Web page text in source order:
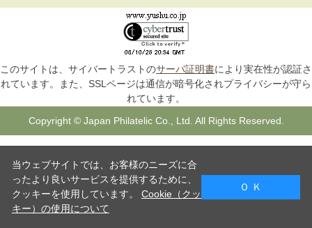
このサイトは、サイバートラストのサーバ証明書により実在性が認証さ
れています。また、SSLページは通信が暗号化されプライバシーが守ら
れています。
Copyright © Japan Philatelic Co., Ltd. All Rights Reserved.
当ウェブサイトでは、お客様のニーズに合
ったより良いサービスを提供するために、
クッキーを使用しています。 Cookie（クッ
キー）の使用について
Ｏ Ｋ